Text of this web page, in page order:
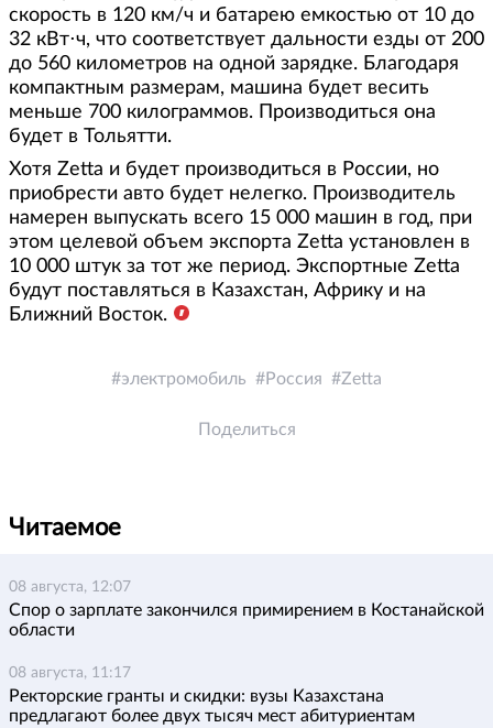
скорость в 120 км/ч и батарею емкостью от 10 до
32 кВт⋅ч, что соответствует дальности езды от 200
до 560 километров на одной зарядке. Благодаря
компактным размерам, машина будет весить
меньше 700 килограммов. Производиться она
будет в Тольятти.
Хотя Zetta и будет производиться в России, но
приобрести авто будет нелегко. Производитель
намерен выпускать всего 15 000 машин в год, при
этом целевой объем экспорта Zetta установлен в
10 000 штук за тот же период. Экспортные Zetta
будут поставляться в Казахстан, Африку и на
Ближний Восток.
электромобиль Россия Zetta
Поделиться
Читаемое
08 августа, 12:07
Спор о зарплате закончился примирением в Костанайской
области
08 августа, 11:17
Ректорские гранты и скидки: вузы Казахстана
предлагают более двух тысяч мест абитуриентам